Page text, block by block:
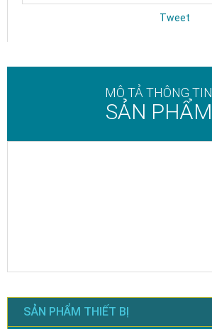
Tweet
MÔ TẢ THÔNG TIN
SẢN PHẨM
SẢN PHẨM THIẾT BỊ